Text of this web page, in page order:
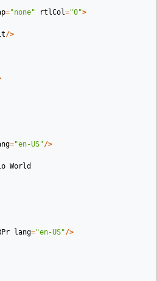
="none" rtlCol="0">
/>
="en-US"/>
World
lang="en-US"/>